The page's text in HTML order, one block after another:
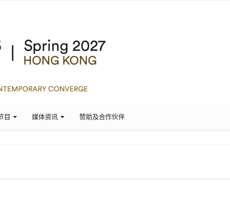
目 媒体资讯 赞助及合作伙伴